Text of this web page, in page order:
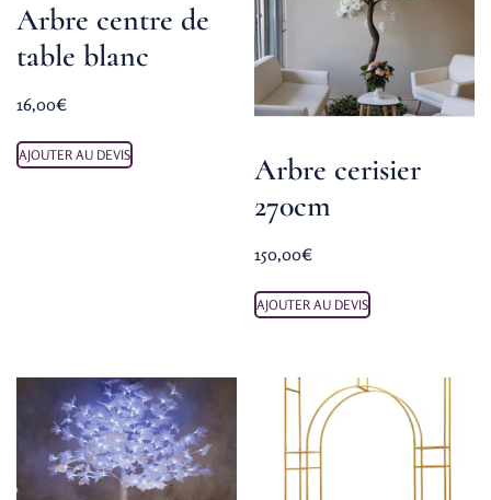
Arbre centre de
table blanc
16,00€
AJOUTER AU DEVIS
Arbre cerisier
270cm
150,00€
AJOUTER AU DEVIS